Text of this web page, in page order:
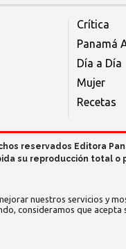
Crítica
Panamá
Día a Día
Mujer
Recetas
reservados Editora
su reproducción total o
nuestros servicios y
consideramos que